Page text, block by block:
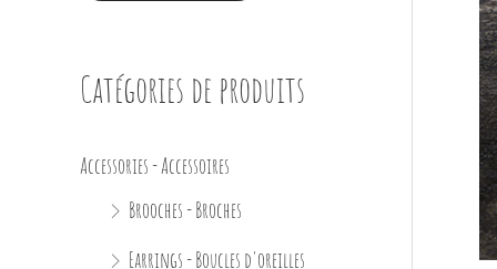
Catégories de produits
Accessories - Accessoires
Brooches - Broches
Earrings - Boucles d'oreilles